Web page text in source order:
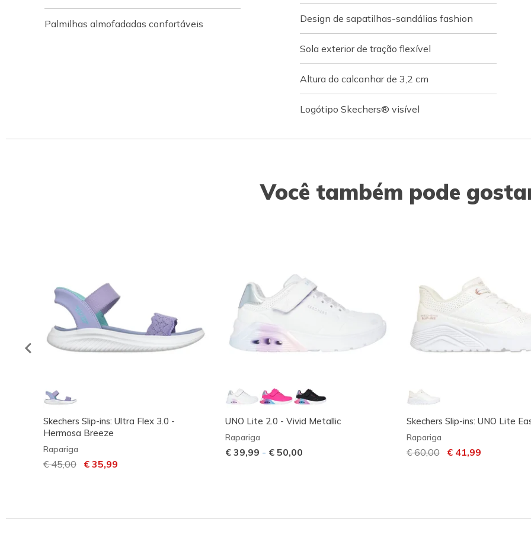
Palmilhas almofadadas confortáveis Design de sapatilhas-sandálias fashion
Sola exterior de tração flexível
Altura do calcanhar de 3,2 cm
Logótipo Skechers® visível
Você também pode
Skechers Slip-ins: Ultra Flex 3.0 -
Hermosa Breeze
Rapariga
Preço com desconto de
€ 45,00 para
€ 35,99
UNO Lite 2.0 - Vivid Metallic
Rapariga
€ 39,99 - € 50,00
Skechers Slip-ins: UNO Lite
Rapariga
Preço com desconto de
€ 60,00 para
€ 41,99